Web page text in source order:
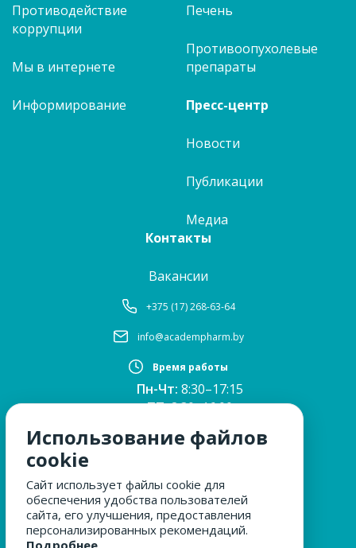
Противодействие
коррупции
Мы в интернете
Информирование
Печень
Противоопухолевые
препараты
Пресс-центр
Новости
Публикации
Медиа
Контакты
Вакансии
+375 (17) 268-63-64
info@academpharm.by
Время работы
Пн-Чт: 8:30–17:15
ПТ:8:30–16:00
12:30–13:00
Сб, Вс:выходные
МЫ ЗА БЕЗОПАСНОСТЬ
Использование файлов
cookie
Сайт использует файлы cookie для
обеспечения удобства пользователей
сайта, его улучшения, предоставления
персонализированных рекомендаций.
Подробнее